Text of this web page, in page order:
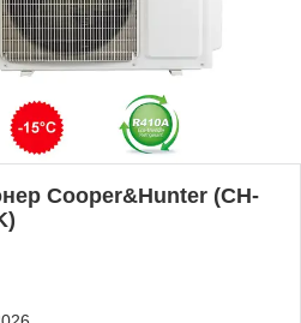
Cooper&Hunter (CH-